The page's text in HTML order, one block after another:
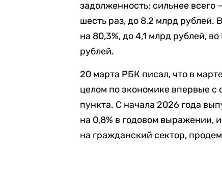
задолженность: сильнее всего
шесть раз, до 8,2 млрд рублей.
на 80,3%, до 4,1 млрд рублей,
рублей.
20 марта РБК писал, что в
целом по экономике впервые с
пункта. С начала 2026 года
на 0,8% в годовом выражении,
на гражданский сектор,